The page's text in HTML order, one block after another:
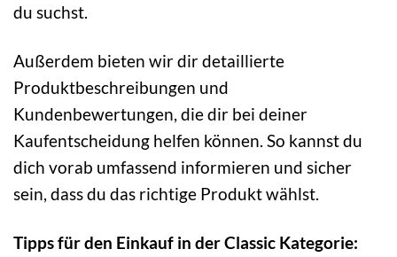
du suchst.
Außerdem bieten wir dir detaillierte
Produktbeschreibungen und
Kundenbewertungen, die dir bei deiner
Kaufentscheidung helfen können. So kannst du
dich vorab umfassend informieren und sicher
sein, dass du das richtige Produkt wählst.
Tipps für den Einkauf in der Classic Kategorie: